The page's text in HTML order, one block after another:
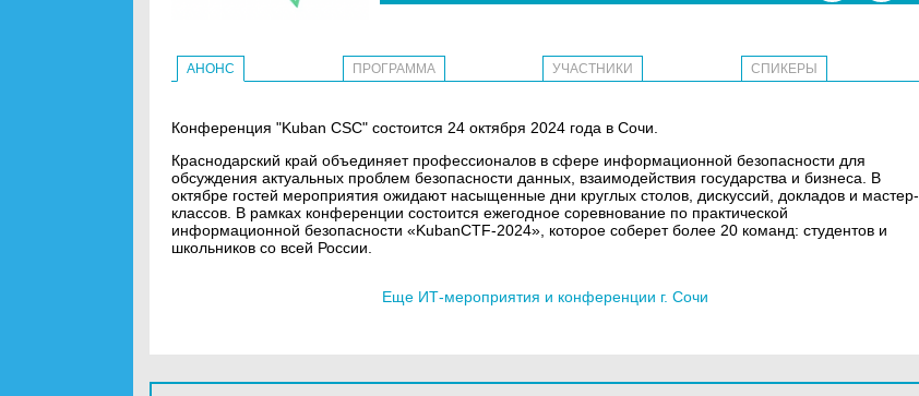
АНОНС ПРОГРАММА УЧАСТНИКИ СПИКЕРЫ
Конференция "Kuban CSC" состоится 24 октября 2024 года в Сочи.
Краснодарский край объединяет профессионалов в сфере информационной безопасности для
обсуждения актуальных проблем безопасности данных, взаимодействия государства и бизнеса. В
октябре гостей мероприятия ожидают насыщенные дни круглых столов, дискуссий, докладов и мастер-
классов. В рамках конференции состоится ежегодное соревнование по практической
информационной безопасности «KubanCTF-2024», которое соберет более 20 команд: студентов и
школьников со всей России.
Еще ИТ-мероприятия и конференции г. Сочи